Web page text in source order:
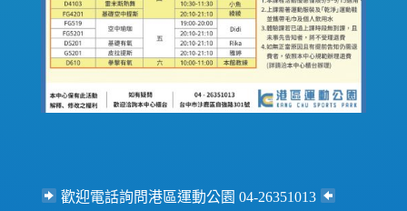
歡迎電話詢問港區運動公園 04-26351013